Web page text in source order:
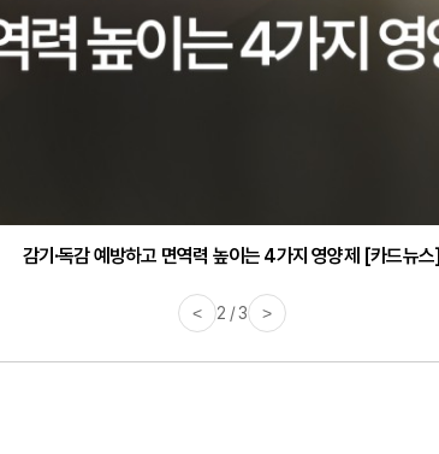
감기·독감 예방하고 면역력 높이는 4가지 영양제 [카드뉴스]
< 3 / 3 >